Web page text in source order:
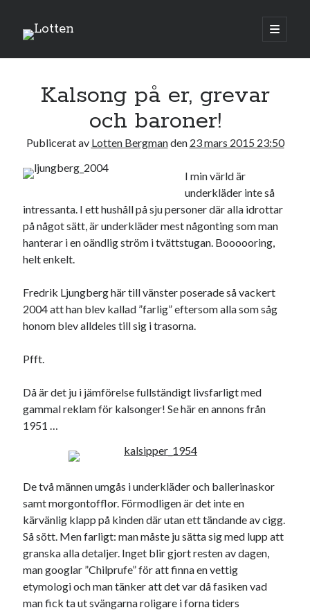
Lotten
öppna
primär
Sidopanel
T O T F L S
1
2 3 4 5 6 7 8
9 10 11 12
23 24 25 26 27 28 29
30 31
« feb apr »
Sök
Kategorier
Kategorier
Etiketter
#blogg100 allmänbildning barn
barnen basket corona
död England fest film fotboll
historia hotell jobb
Kalsong på er, grevar
och baroner!
Publicerat av Lotten Bergmanden 23 mars 2015 23:50
I min värld är
underkläder inte så
intressanta. I ett hushåll på sju personer där alla idrottar
på något sätt, är underkläder mest någonting som man
hanterar i en oändlig ström i tvättstugan. Boooooring,
helt enkelt.
Fredrik Ljungberg här till vänster poserade så vackert
2004 att han blev kallad ”farlig” eftersom alla som såg
honom blev alldeles till sig i trasorna.
Pfft.
Då är det ju i jämförelse fullständigt livsfarligt med
gammal reklam för kalsonger! Se här en annons från
1951 …
De två männen umgås i underkläder och ballerinaskor
samt morgontofflor. Förmodligen är det inte en
kärvänlig klapp på kinden där utan ett tändande av cigg.
Så sött. Men farligt: man måste ju sätta sig med lupp att
granska alla detaljer. Inget blir gjort resten av dagen,
man googlar ”Chilprufe” för att finna en vettig
etymologi och man tänker att det var då fasiken vad
man fick ta ut svängarna roligare i forna tiders